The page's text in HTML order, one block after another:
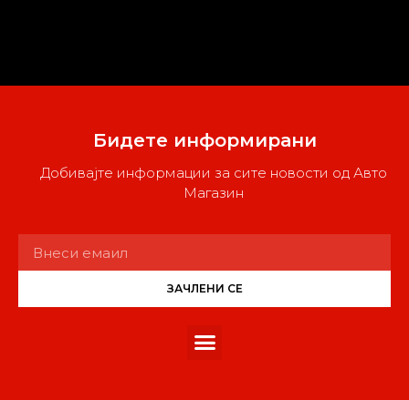
Бидете информирани
Добивајте информации за сите новости од Авто
Магазин
ЗАЧЛЕНИ СЕ